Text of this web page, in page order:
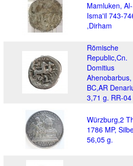
Mamluken,
Isma'il 743-
,Dirham
Römische
Republic,Cn.
Domitius
BC,AR
3,71 g. RR-04
Würzburg,2
1786 MP,
56,05 g.